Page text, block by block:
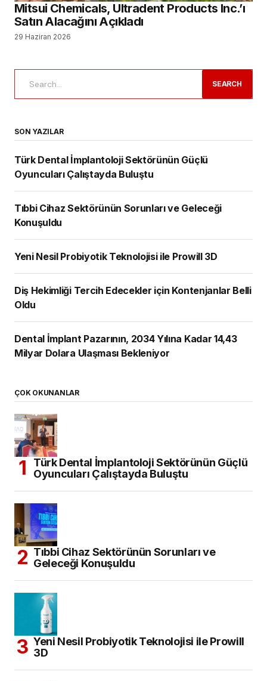
Mitsui Chemicals, Ultradent Products Inc.’ı
Satın Alacağını Açıkladı
29 Haziran 2026
SEARCH
SON YAZILAR
Türk Dental İmplantoloji Sektörünün Güçlü
Oyuncuları Çalıştayda Buluştu
Tıbbi Cihaz Sektörünün Sorunları ve Geleceği
Konuşuldu
Yeni Nesil Probiyotik Teknolojisi ile Prowill 3D
Diş Hekimliği Tercih Edecekler için Kontenjanlar Belli
Oldu
Dental İmplant Pazarının, 2034 Yılına Kadar 14,43
Milyar Dolara Ulaşması Bekleniyor
ÇOK OKUNANLAR
Türk Dental İmplantoloji Sektörünün Güçlü
Oyuncuları Çalıştayda Buluştu
Tıbbi Cihaz Sektörünün Sorunları ve
Geleceği Konuşuldu
Yeni Nesil Probiyotik Teknolojisi ile Prowill
3D